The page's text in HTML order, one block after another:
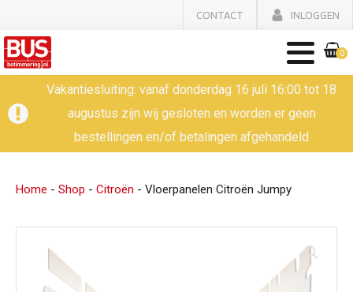
CONTACT INLOGGEN
0
Vakantiesluiting: vanaf donderdag 16 juli 16:00 tot 18
augustus zijn wij gesloten en worden er geen
bestellingen en/of betalingen afgehandeld
Home - Shop - Citroën - Vloerpanelen Citroën Jumpy